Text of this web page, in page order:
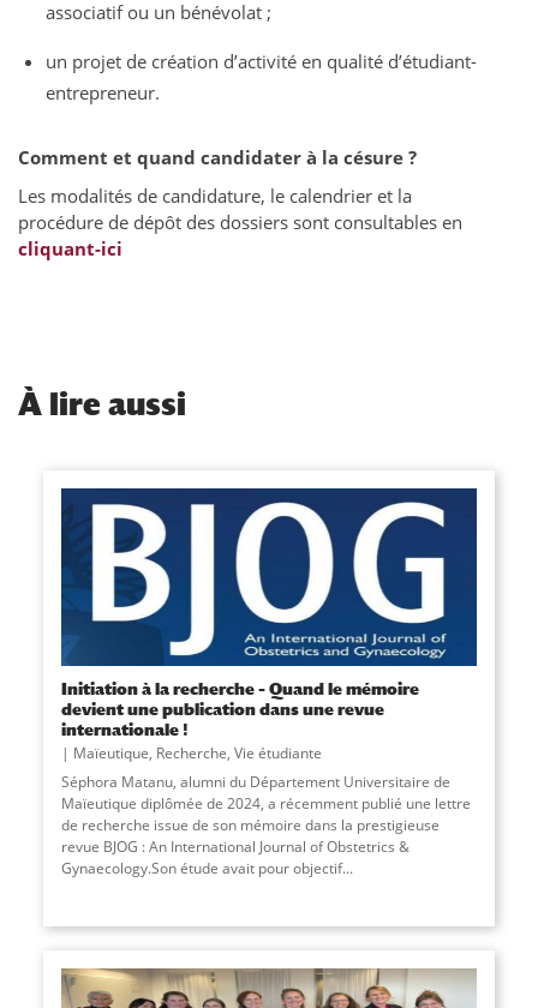
associatif ou un bénévolat ;
un projet de création d’activité en qualité d’étudiant-
entrepreneur.
Comment et quand candidater à la césure ?
Les modalités de candidature, le calendrier et la
procédure de dépôt des dossiers sont consultables en
cliquant-ici
À lire aussi
Initiation à la recherche – Quand le mémoire
devient une publication dans une revue
internationale !
Maïeutique, Recherche, Vie étudiante
Séphora Matanu, alumni du Département Universitaire de
Maïeutique diplômée de 2024, a récemment publié une lettre
de recherche issue de son mémoire dans la prestigieuse
revue BJOG : An International Journal of Obstetrics &
Gynaecology.Son étude avait pour objectif...